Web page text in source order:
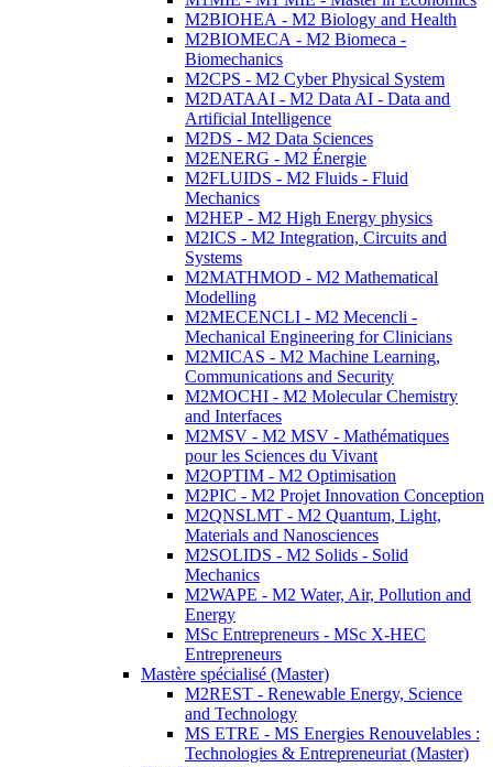
M2BIOHEA - M2 Biology and Health
M2BIOMECA - M2 Biomeca -
Biomechanics
M2CPS - M2 Cyber Physical System
M2DATAAI - M2 Data AI - Data and
Artificial Intelligence
M2DS - M2 Data Sciences
M2ENERG - M2 Énergie
M2FLUIDS - M2 Fluids - Fluid
Mechanics
M2HEP - M2 High Energy physics
M2ICS - M2 Integration, Circuits and
Systems
M2MATHMOD - M2 Mathematical
Modelling
M2MECENCLI - M2 Mecencli -
Mechanical Engineering for Clinicians
M2MICAS - M2 Machine Learning,
Communications and Security
M2MOCHI - M2 Molecular Chemistry
and Interfaces
M2MSV - M2 MSV - Mathématiques
pour les Sciences du Vivant
M2OPTIM - M2 Optimisation
M2PIC - M2 Projet Innovation Conception
M2QNSLMT - M2 Quantum, Light,
Materials and Nanosciences
M2SOLIDS - M2 Solids - Solid
Mechanics
M2WAPE - M2 Water, Air, Pollution and
Energy
MSc Entrepreneurs - MSc X-HEC
Entrepreneurs
Mastère spécialisé (Master)
M2REST - Renewable Energy, Science
and Technology
MS ETRE - MS Energies Renouvelables :
Technologies & Entrepreneuriat (Master)